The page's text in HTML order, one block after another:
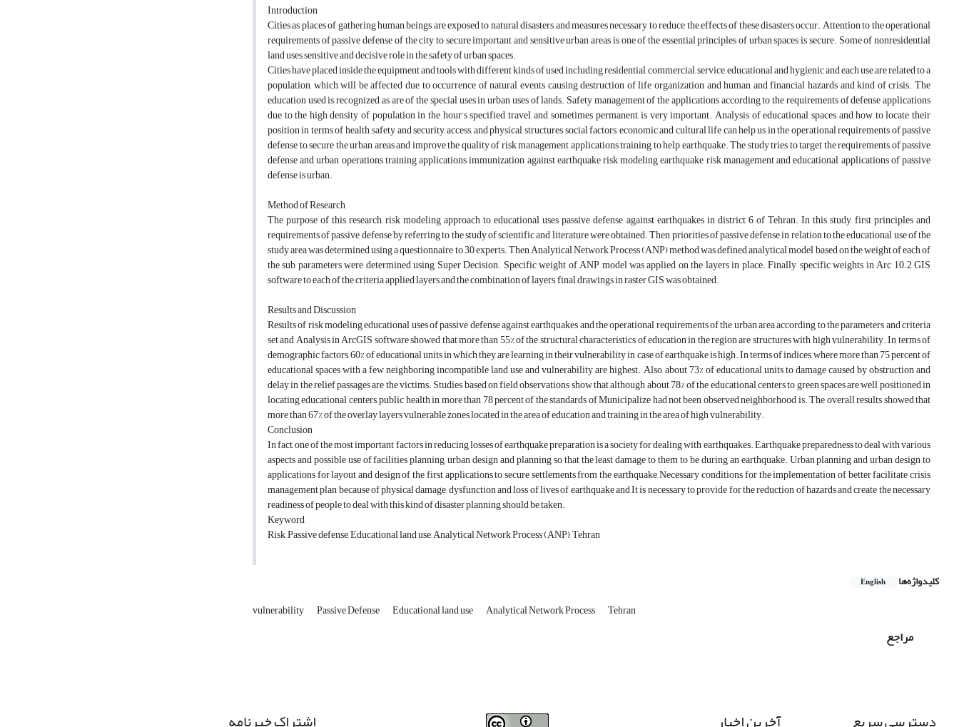
Introduction
Cities as places of gathering human beings are exposed to natural disasters and measures necessary to reduce the effects of these disasters occur. Attention to the operational
requirements of passive defense of the city to secure important and sensitive urban areas is one of the essential principles of urban spaces is secure. Some of nonresidential
land uses sensitive and decisive role in the safety of urban spaces.
Cities have placed inside the equipment and tools with different kinds of used including residential, commercial, service, educational and hygienic and each use are related to a
population, which will be affected due to occurrence of natural events causing destruction of life organization and human and financial hazards and kind of crisis. The
education used is recognized as are of the special uses in urban uses of lands. Safety management of the applications according to the requirements of defense applications
due to the high density of population in the hour’s specified travel, and sometimes permanent, is very important. Analysis of educational spaces and how to locate their
position in terms of health, safety and security, access, and physical structures, social factors, economic and cultural life can help us in the operational requirements of passive
defense to secure the urban areas and improve the quality of risk management applications training to help earthquake. The study tries to target the requirements of passive
defense and urban operations training applications immunization against earthquake risk modeling earthquake risk management and educational applications of passive
defense is urban.
Method of Research
The purpose of this research, risk modeling approach to educational uses passive defense against earthquakes in district 6 of Tehran. In this study, first principles and
requirements of passive defense by referring to the study of scientific and literature were obtained. Then priorities of passive defense in relation to the educational use of the
study area was determined using a questionnaire to 30 experts. Then Analytical Network Process (ANP) method was defined analytical model based on the weight of each of
the sub parameters were determined using Super Decision. Specific weight of ANP model was applied on the layers in place. Finally, specific weights in Arc 10.2 GIS
software to each of the criteria applied layers and the combination of layers, final drawings in raster GIS was obtained.
Results and Discussion
Results of risk modeling educational uses of passive defense against earthquakes and the operational requirements of the urban area according to the parameters and criteria
set and Analysis in ArcGIS software showed that more than 55% of the structural characteristics of education in the region are structures with high vulnerability. In terms of
demographic factors, 60% of educational units in which they are learning in their vulnerability in case of earthquake is high. In terms of indices, where more than 75 percent of
educational spaces with a few neighboring incompatible land use and vulnerability are highest. Also, about 73% of educational units to damage caused by obstruction and
delay in the relief passages are the victims. Studies based on field observations show that although about 78% of the educational centers to green spaces are well positioned in
locating educational centers, public health in more than 78 percent of the standards of Municipalize had not been observed neighborhood is. The overall results showed that
more than 67% of the overlay layers vulnerable zones located in the area of education and training in the area of high vulnerability.
Conclusion
In fact, one of the most important factors in reducing losses of earthquake preparation is a society for dealing with earthquakes. Earthquake preparedness to deal with various
aspects and possible use of facilities planning, urban design and planning so that the least damage to them to be during an earthquake. Urban planning and urban design to
applications for layout and design of the first applications to secure settlements from the earthquake, Necessary conditions for the implementation of better facilitate crisis
management plan because of physical damage, dysfunction and loss of lives of earthquake and It is necessary to provide for the reduction of hazards and create the necessary
readiness of people to deal with this kind of disaster planning should be taken.
Keyword
Risk, Passive defense, Educational land use, Analytical Network Process (ANP), Tehran
کلیدواژه‌ها English
vulnerability Passive Defense Educational land use Analytical Network Process Tehran
مراجع